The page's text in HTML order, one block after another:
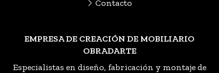
EMPRESA DE CREACIÓN DE MOBILIARIO
OBRADARTE
Especialistas en diseño, fabricación y montaje de
Contacto